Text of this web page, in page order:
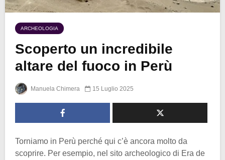
ARCHEOLOGIA
Scoperto un incredibile
altare del fuoco in Perù
Manuela Chimera 15 Luglio 2025
Torniamo in Perù perché qui c’è ancora molto da
scoprire. Per esempio, nel sito archeologico di Era de